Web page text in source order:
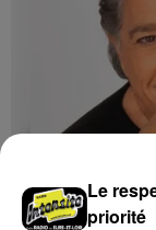
Le
priorité